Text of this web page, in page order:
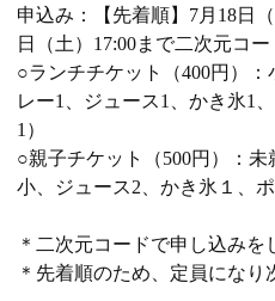
申込み：【先着順】7月18日
日（土）17:00まで二次元コ
○ランチチケット（400円）：
レー1、ジュース1、かき氷1
1）
○親子チケット（500円）：未
小、ジュース2、かき氷１、ポ
＊二次元コードで申し込みを
＊先着順のため、定員になり